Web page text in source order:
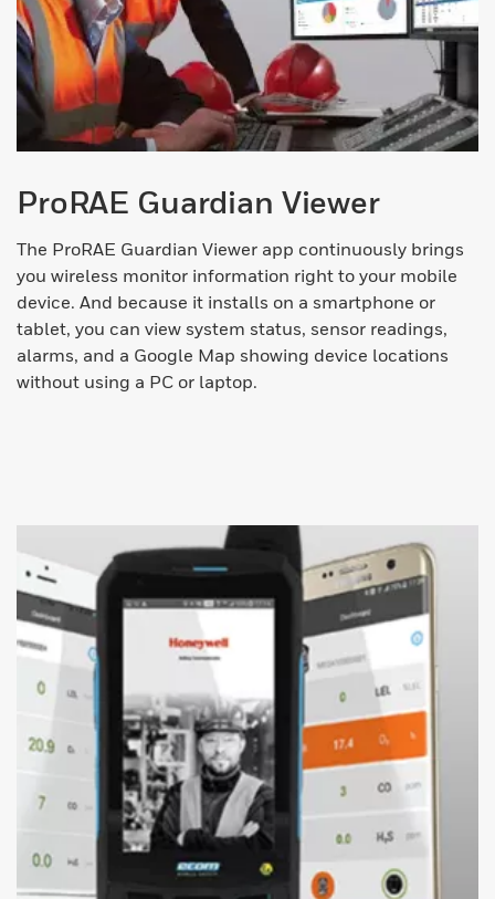
ProRAE Guardian Viewer
The ProRAE Guardian Viewer app continuously brings
you wireless monitor information right to your mobile
device. And because it installs on a smartphone or
tablet, you can view system status, sensor readings,
alarms, and a Google Map showing device locations
without using a PC or laptop.